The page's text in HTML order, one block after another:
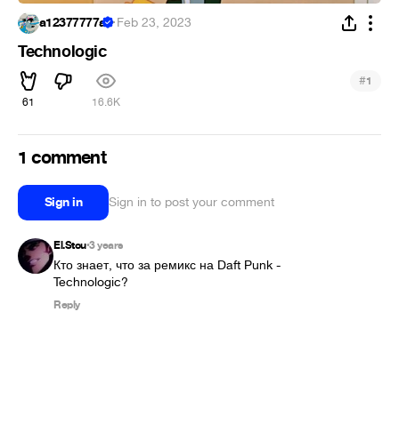
a12377777a ·Feb 23, 2023
Technologic
61 16.6K
#1
1 comment
Sign in Sign in to post your comment
El.Stou•3 years
Кто знает, что за ремикс на Daft Punk -
Technologic?
Reply